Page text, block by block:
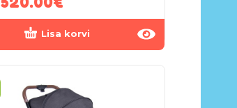
Lisa korvi